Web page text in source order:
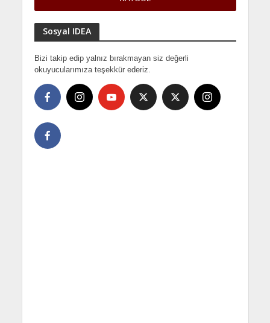
Sosyal IDEA
Bizi takip edip yalnız bırakmayan siz değerli
okuyucularımıza teşekkür ederiz.